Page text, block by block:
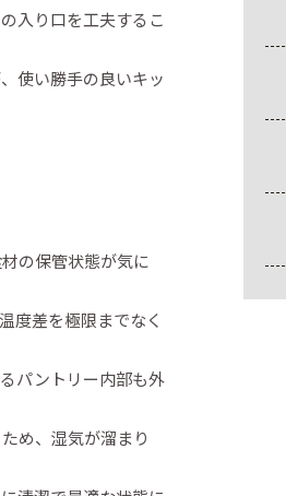
入り口を工夫するこ
使い勝手の良いキッ
の保管状態が気に
度差を極限までなく
パントリー内部も外
め、湿気が溜まり